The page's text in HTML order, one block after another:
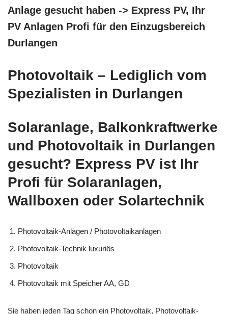
Anlage gesucht haben -> Express PV, Ihr
PV Anlagen Profi für den Einzugsbereich
Durlangen
Photovoltaik – Lediglich vom
Spezialisten in Durlangen
Solaranlage, Balkonkraftwerke
und Photovoltaik in Durlangen
gesucht? Express PV ist Ihr
Profi für Solaranlagen,
Wallboxen oder Solartechnik
Photovoltaik-Anlagen / Photovoltaikanlagen
Photovoltaik-Technik luxuriös
Photovoltaik
Photovoltaik mit Speicher AA, GD
Sie haben jeden Tag schon ein Photovoltaik, Photovoltaik-